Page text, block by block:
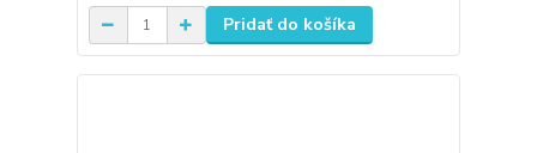
Pridať do košíka